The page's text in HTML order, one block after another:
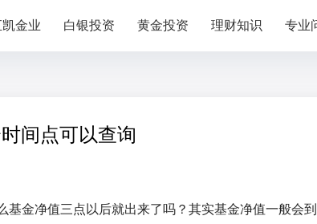
金业 白银投资 黄金投资 理财知识 专业
间点可以查询
金净值三点以后就出来了吗？其实基金净值一般会